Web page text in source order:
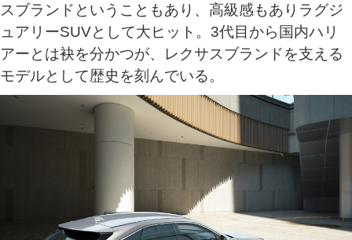
スブランドということもあり、高級感もありラグジ
ュアリーSUVとして大ヒット。3代目から国内ハリ
アーとは袂を分かつが、レクサスブランドを支える
モデルとして歴史を刻んでいる。